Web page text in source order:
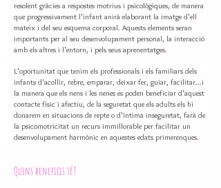
resolent gràcies a respostes motrius i psicològiques, de manera
que progressivament l'infant anirà elaborant la imatge d'ell
mateix i del seu esquema corporal. Aquests elements seran
importants per al seu desenvolupament personal, la interacció
amb els altres i l'entorn, i pels seus aprenentatges.
L'oportunitat que tenim els professionals i els familiars dels
infants d'acollir, rebre, emparar, deixar fer, guiar, facilitar...i
la manera que els nens i les nenes es poden beneficiar d'aquest
contacte físic i afectiu, de la seguretat que els adults els hi
donarem en situacions de repte o d'íntima inseguretat, farà de
la psicomotricitat un recurs immillorable per facilitar un
desenvolupament harmònic en aquestes edats primerenques.
Quins beneficis té?